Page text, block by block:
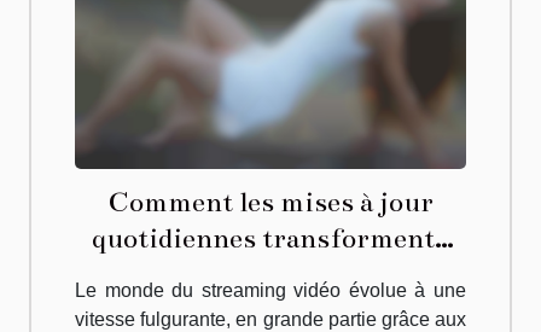
Comment les mises à jour
quotidiennes transforment-
elles le streaming vidéo ?
Le monde du streaming vidéo évolue à une
vitesse fulgurante, en grande partie grâce aux